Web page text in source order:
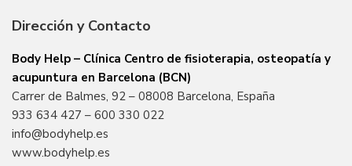
Dirección y Contacto
Body Help – Clínica Centro de fisioterapia, osteopatía y
acupuntura en Barcelona (BCN)
Carrer de Balmes, 92 – 08008 Barcelona, España
933 634 427 – 600 330 022
info@bodyhelp.es
www.bodyhelp.es